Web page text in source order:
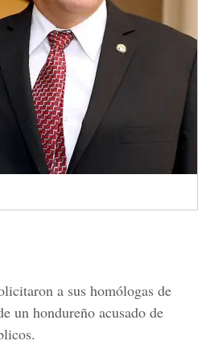
a sus homólogas de
un hondureño acusado de